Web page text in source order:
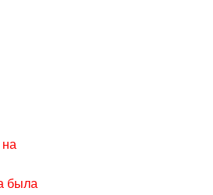
была